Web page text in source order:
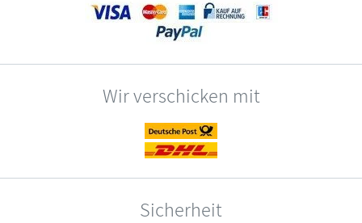
Wir verschicken mit
Sicherheit